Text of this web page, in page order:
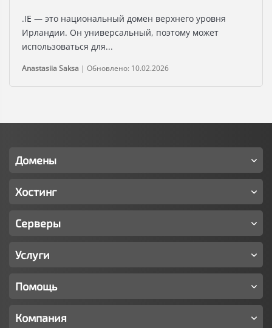
.IE — это национальный домен верхнего уровня
Ирландии. Он универсальный, поэтому может
использоваться для...
Anastasiia Saksa | Обновлено: 10.02.2026
Домены
Хостинг
Серверы
Услуги
Помощь
Компания